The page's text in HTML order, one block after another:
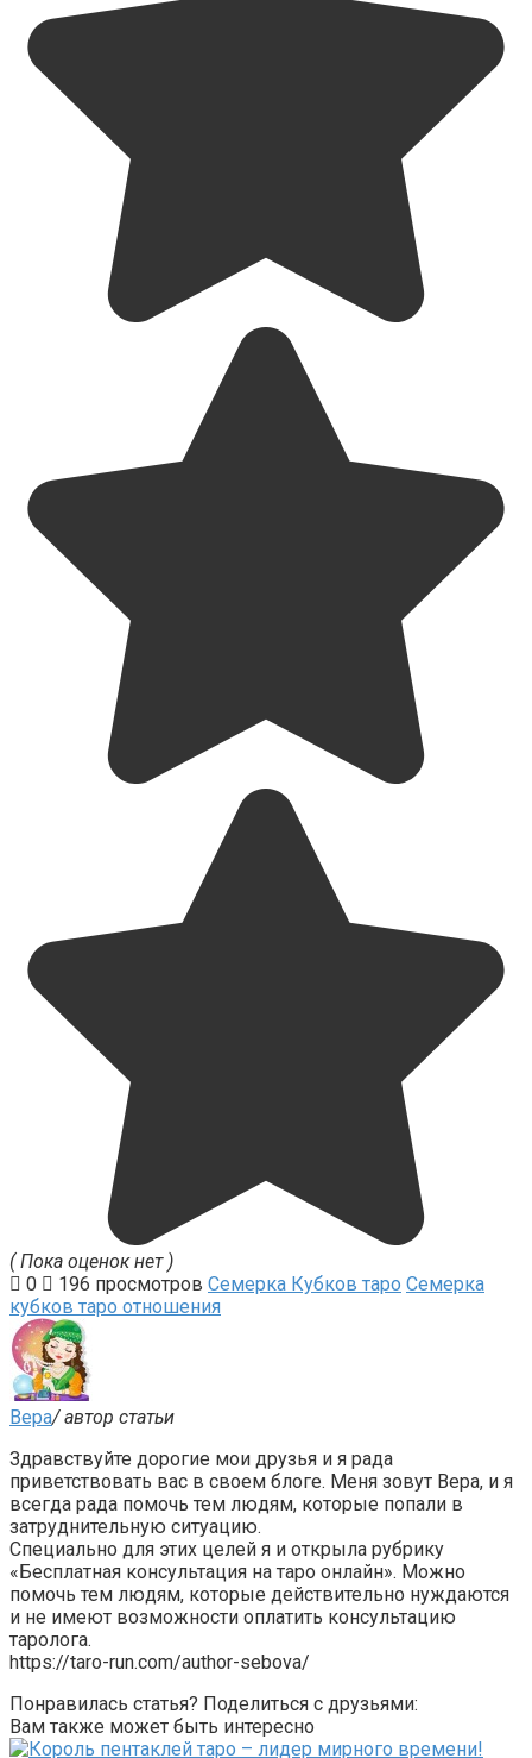
( Пока оценок нет )
0
196 просмотров Семерка Кубков таро Семерка
кубков таро отношения
Вера/ автор статьи
Здравствуйте дорогие мои друзья и я рада
приветствовать вас в своем блоге. Меня зовут Вера, и я
всегда рада помочь тем людям, которые попали в
затруднительную ситуацию.
Специально для этих целей я и открыла рубрику
«Бесплатная консультация на таро онлайн». Можно
помочь тем людям, которые действительно нуждаются
и не имеют возможности оплатить консультацию
таролога.
https://taro-run.com/author-sebova/
Понравилась статья? Поделиться с друзьями:
Вам также может быть интересно